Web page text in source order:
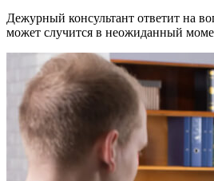
Дежурный консультант ответит на
может случится в неожиданный